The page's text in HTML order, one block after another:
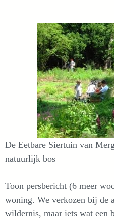
De Eetbare Siertuin van
natuurlijk bos
Toon persbericht (6 meer
woning. We verkozen bij de
wildernis, maar iets wat een